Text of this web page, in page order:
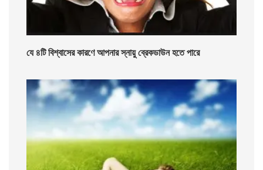
যে ৪টি বিশ্বাসের কারণে আপনার স্নায়ু ব্রেকডাউন হতে পারে